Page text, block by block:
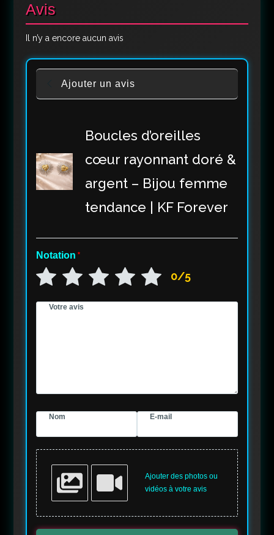
Avis
Il n’y a encore aucun avis
Ajouter un avis
Boucles d’oreilles
cœur rayonnant doré &
argent – Bijou femme
tendance | KF Forever
Notation *
0/5
Votre avis
Nom E-mail
Ajouter des photos ou
vidéos à votre avis